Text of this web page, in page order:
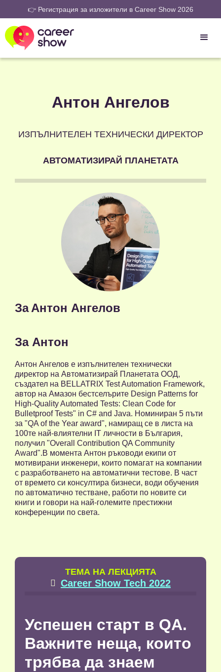
👉 Регистрация за изложители в Career Show 2026
Антон Ангелов
ИЗПЪЛНИТЕЛЕН ТЕХНИЧЕСКИ ДИРЕКТОР
АВТОМАТИЗИРАЙ ПЛАНЕТАТА
За Антон Ангелов
За Антон
Антон Ангелов е изпълнителен технически
директор на Автоматизирай Планетата ООД,
създател на BELLATRIX Test Automation Framework,
автор на Амазон бестселърите Design Patterns for
High-Quality Automated Tests: Clean Code for
Bulletproof Tests" in C# and Java. Номиниран 5 пъти
за "QA of the Year award", намиращ се в листа на
100те най-влиятелни IT личности в България,
получил "Overall Contribution QA Community
Award".В момента Антон ръководи екипи от
мотивирани инженери, които помагат на компании
с разработването на автоматични тестове. В част
от времето си консултира бизнеси, води обучения
по автоматично тестване, работи по новите си
книги и говори на най-големите престижни
конференции по света.
TЕМА НА ЛЕКЦИЯТА
 Career Show Tech 2022
Успешен старт в QA.
Важните неща, които
трябва да знаем